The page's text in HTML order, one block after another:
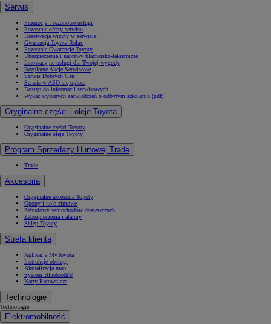
Serwis
Promocje i sezonowe usługi
Pozostałe oferty serwisu
Rezerwacja wizyty w serwisie
Gwarancja Toyota Relax
Pozostałe Gwarancje Toyoty
Ubezpieczenia i naprawy blacharsko-lakiernicze
Innowacyjne usługi dla Twojej wygody
Bezpłatne Akcje Serwisowe
Serwis Dobrych Cen
Serwis w ASO się opłaca
Dostęp do informacji serwisowych
Wykaz wydanych zaświadczeń o odbytym szkoleniu (pdf)
Oryginalne części i oleje Toyota
Oryginalne części Toyoty
Oryginalne oleje Toyoty
Program Sprzedaży Hurtowej Trade
Trade
Akcesoria
Oryginalne akcesoria Toyoty
Opony i koła zimowe
Zabudowy samochodów dostawczych
Zabezpieczenia i alarmy
Sklep Toyoty
Strefa klienta
Aplikacja MyToyota
Instrukcje obsługi
Aktualizacja map
System Bluetooth®
Karty Ratownicze
Technologie
Technologie
Elektromobilność